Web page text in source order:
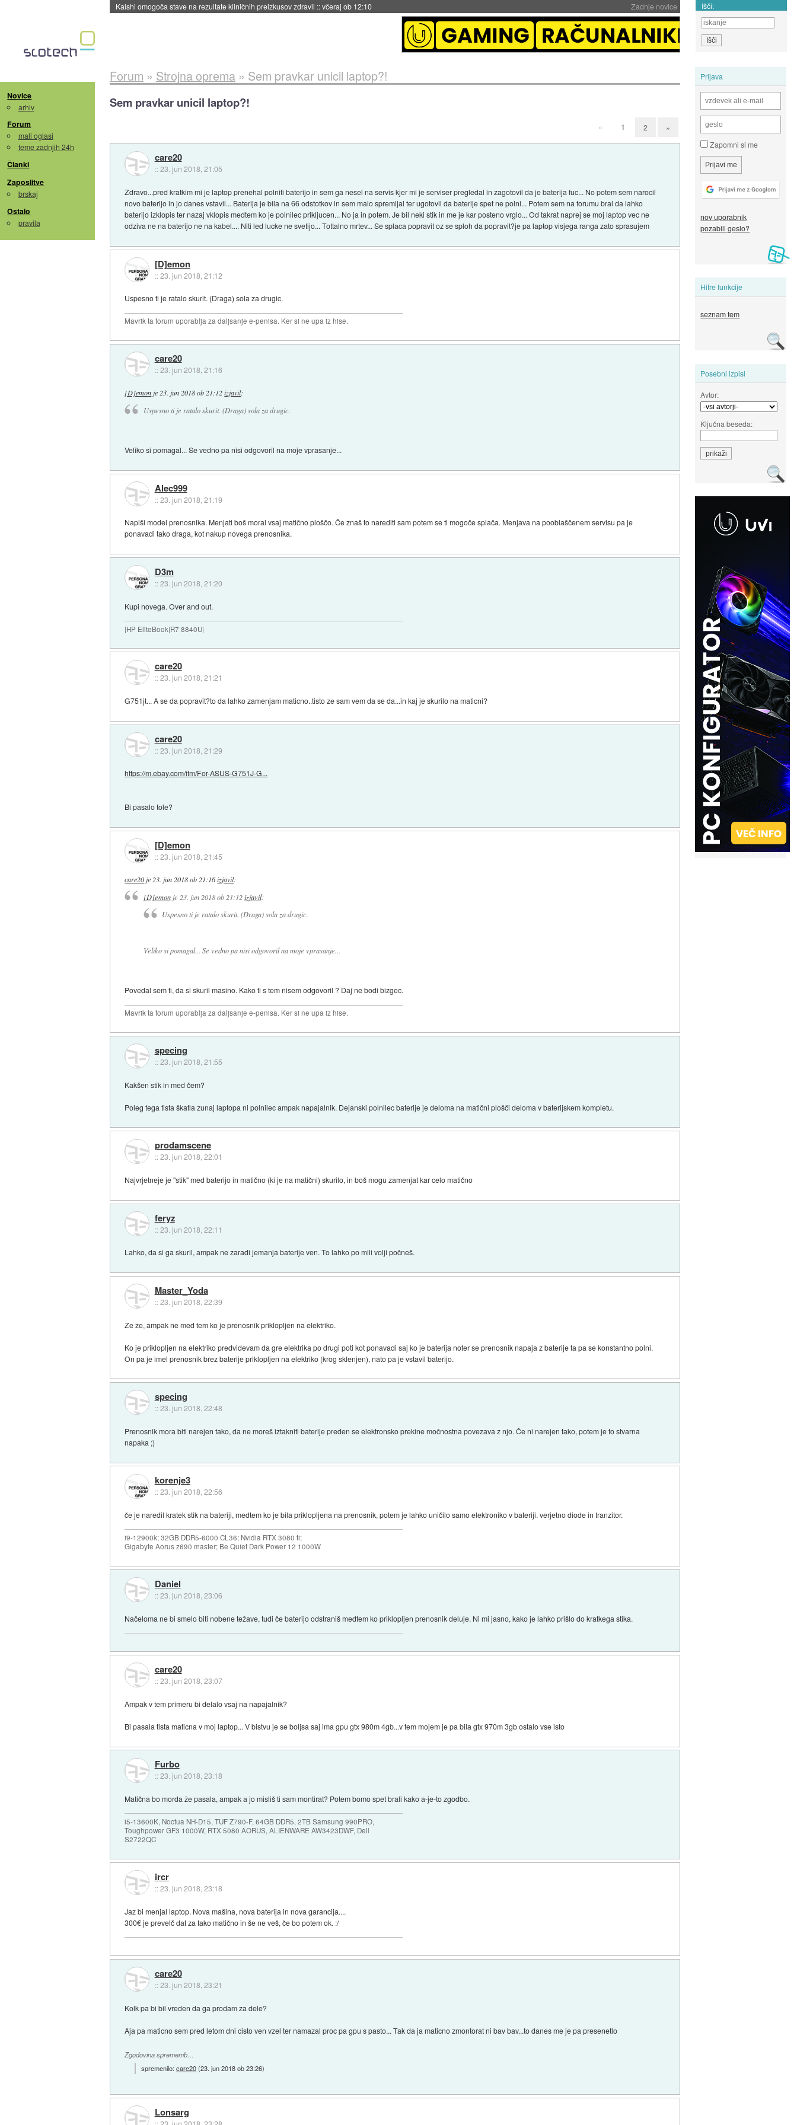
Zadnje novice
Sandisk že prodal več kot polovico SSD-jev za naslednji dve leti::včeraj ob 11:37 Išči:
Novice
arhiv
Forum
mali oglasi
teme zadnjih 24h
Članki
Zaposlitve
brskaj
Ostalo
pravila
Prijava
Zapomni si me
nov uporabnik
pozabili geslo?
Hitre funkcije
seznam tem
Posebni izpisi
Avtor:
Ključna beseda:
Forum » Strojna oprema» Sem pravkar unicil laptop?!
Sem pravkar unicil laptop?!
« 1 2 »
care20
::23. jun 2018, 21:05
Zdravo...pred kratkim mi je laptop prenehal polniti baterijo in sem ga nesel na servis kjer mi je serviser pregledal in zagotovil da je baterija fuc... No potem sem narocil
novo baterijo in jo danes vstavil... Baterija je bila na 66 odstotkov in sem malo spremljal ter ugotovil da baterije spet ne polni... Potem sem na forumu bral da lahko
baterijo izklopis ter nazaj vklopis medtem ko je polnilec prikljucen... No ja in potem. Je bil neki stik in me je kar posteno vrglo... Od takrat naprej se moj laptop vec ne
odziva ne na baterijo ne na kabel.... Niti led lucke ne svetijo... Tottalno mrtev... Se splaca popravit oz se sploh da popravit?je pa laptop visjega ranga zato sprasujem
[D]emon
::23. jun 2018, 21:12
Uspesno ti je ratalo skurit. (Draga) sola za drugic.
Mavrik ta forum uporablja za daljsanje e-penisa. Ker si ne upa iz hise.
care20
::23. jun 2018, 21:16
[D]emon je 23. jun 2018 ob 21:12 izjavil:
Uspesno ti je ratalo skurit. (Draga) sola za drugic.
Veliko si pomagal... Se vedno pa nisi odgovoril na moje vprasanje...
Alec999
::23. jun 2018, 21:19
Napiši model prenosnika. Menjati boš moral vsaj matično ploščo. Če znaš to narediti sam potem se ti mogoče splača. Menjava na pooblaščenem servisu pa je
ponavadi tako draga, kot nakup novega prenosnika.
D3m
::23. jun 2018, 21:20
Kupi novega. Over and out.
|HP EliteBook|R7 8840U|
care20
::23. jun 2018, 21:21
G751jt... A se da popravit?to da lahko zamenjam maticno..tisto ze sam vem da se da...in kaj je skurilo na maticni?
care20
::23. jun 2018, 21:29
https://m.ebay.com/itm/For-ASUS-G751J-G...
Bi pasalo tole?
[D]emon
::23. jun 2018, 21:45
care20 je 23. jun 2018 ob 21:16 izjavil:
[D]emonje 23. jun 2018 ob 21:12 izjavil:
Uspesno ti je ratalo skurit. (Draga) sola za drugic.
Veliko si pomagal... Se vedno pa nisi odgovoril na moje vprasanje...
Povedal sem ti, da si skuril masino. Kako ti s tem nisem odgovoril ? Daj ne bodi bizgec.
Mavrik ta forum uporablja za daljsanje e-penisa. Ker si ne upa iz hise.
specing
::23. jun 2018, 21:55
Kakšen stik in med čem?
Poleg tega tista škatla zunaj laptopa ni polnilec ampak napajalnik. Dejanski polnilec baterije je deloma na matični plošči deloma v baterijskem kompletu.
prodamscene
::23. jun 2018, 22:01
Najvrjetneje je "stik" med baterijo in matično (ki je na matični) skurilo, in boš mogu zamenjat kar celo matično
feryz
::23. jun 2018, 22:11
Lahko, da si ga skuril, ampak ne zaradi jemanja baterije ven. To lahko po mili volji počneš.
Master_Yoda
::23. jun 2018, 22:39
Ze ze, ampak ne med tem ko je prenosnik priklopljen na elektriko.
Ko je priklopljen na elektriko predvidevam da gre elektrika po drugi poti kot ponavadi saj ko je baterija noter se prenosnik napaja z baterije ta pa se konstantno polni.
On pa je imel prenosnik brez baterije priklopljen na elektriko (krog sklenjen), nato pa je vstavil baterijo.
specing
::23. jun 2018, 22:48
Prenosnik mora biti narejen tako, da ne moreš iztakniti baterije preden se elektronsko prekine močnostna povezava z njo. Če ni narejen tako, potem je to stvarna
napaka ;)
korenje3
::23. jun 2018, 22:56
če je naredil kratek stik na bateriji, medtem ko je bila priklopljena na prenosnik, potem je lahko uničilo samo elektroniko v bateriji. verjetno diode in tranzitor.
i9-12900k; 32GB DDR5-6000 CL36; Nvidia RTX 3080 ti;
Gigabyte Aorus z690 master; Be Quiet Dark Power 12 1000W
Daniel
::23. jun 2018, 23:06
Načeloma ne bi smelo biti nobene težave, tudi če baterijo odstraniš medtem ko priklopljen prenosnik deluje. Ni mi jasno, kako je lahko prišlo do kratkega stika.
care20
::23. jun 2018, 23:07
Ampak v tem primeru bi delalo vsaj na napajalnik?
Bi pasala tista maticna v moj laptop... V bistvu je se boljsa saj ima gpu gtx 980m 4gb...v tem mojem je pa bila gtx 970m 3gb ostalo vse isto
Furbo
::23. jun 2018, 23:18
Matična bo morda že pasala, ampak a jo misliš ti sam montirat? Potem bomo spet brali kako a-je-to zgodbo.
i5-13600K, Noctua NH-D15, TUF Z790-F, 64GB DDR5, 2TB Samsung 990PRO,
Toughpower GF3 1000W, RTX 5080 AORUS, ALIENWARE AW3423DWF, Dell
S2722QC
ircr
::23. jun 2018, 23:18
Jaz bi menjal laptop. Nova mašina, nova baterija in nova garancija....
300€ je prevelč dat za tako matično in še ne veš, če bo potem ok. :/
care20
::23. jun 2018, 23:21
Kolk pa bi bil vreden da ga prodam za dele?
Aja pa maticno sem pred letom dni cisto ven vzel ter namazal proc pa gpu s pasto... Tak da ja maticno zmontorat ni bav bav...to danes me je pa presenetlo
Zgodovina sprememb…
spremenilo:care20(23. jun 2018 ob 23:26)
Lonsarg